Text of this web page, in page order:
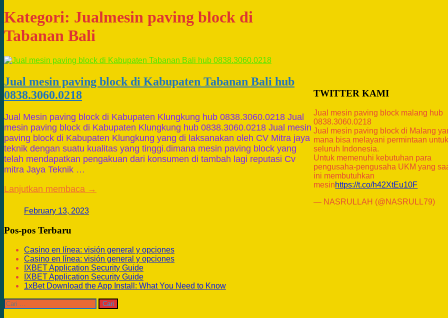
Kategori: Jualmesin paving block di
Tabanan Bali
Jual mesin paving block di Kabupaten Tabanan Bali hub
0838.3060.0218
Jual Mesin paving block di Kabupaten Klungkung hub 0838.3060.0218 Jual
mesin paving block di Kabupaten Klungkung hub 0838.3060.0218 Jual mesin
paving block di Kabupaten Klungkung yang di laksanakan oleh CV Mitra jaya
teknik dengan suatu kualitas yang tinggi.dimana mesin paving block yang
telah mendapatkan pengakuan dari konsumen di tambah lagi reputasi Cv
mitra Jaya Teknik …
Lanjutkan membaca →
TWITTER KAMI
Jual mesin paving block malang hub
0838.3060.0218
Jual mesin paving block di Malang
mana bisa melayani permintaan
seluruh Indonesia.
Untuk memenuhi kebutuhan para
pengusaha-pengusaha UKM yang
ini membutuhkan
mesinhttps://t.co/h42XtEu10F
— NASRULLAH (@NASRULL79)
February 13, 2023
Pos-pos Terbaru
Casino en línea: visión general y opciones
Casino en línea: visión general y opciones
IXBET Application Security Guide
IXBET Application Security Guide
1xBet Download the App Install: What You Need to Know
Cari
untuk: